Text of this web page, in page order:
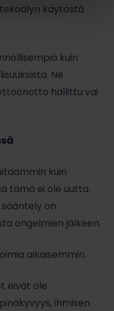
käytöstä
kuin
Ne
hallittu vai
kuin
tämä ei ole uutta.
on
ongelmien jälkeen.
aikaisemmin.
eivät ole
ihmisen